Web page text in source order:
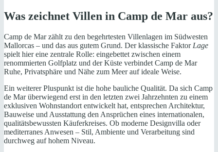
Was zeichnet Villen in Camp de Mar aus?
Camp de Mar zählt zu den begehrtesten Villenlagen im Südwesten
Mallorcas – und das aus gutem Grund. Der klassische Faktor Lage
spielt hier eine zentrale Rolle: eingebettet zwischen einem
renommierten Golfplatz und der Küste verbindet Camp de Mar
Ruhe, Privatsphäre und Nähe zum Meer auf ideale Weise.
Ein weiterer Pluspunkt ist die hohe bauliche Qualität. Da sich Camp
de Mar überwiegend erst in den letzten zwei Jahrzehnten zu einem
exklusiven Wohnstandort entwickelt hat, entsprechen Architektur,
Bauweise und Ausstattung den Ansprüchen eines internationalen,
qualitätsbewussten Käuferkreises. Ob moderne Designvilla oder
mediterranes Anwesen – Stil, Ambiente und Verarbeitung sind
durchweg auf hohem Niveau.